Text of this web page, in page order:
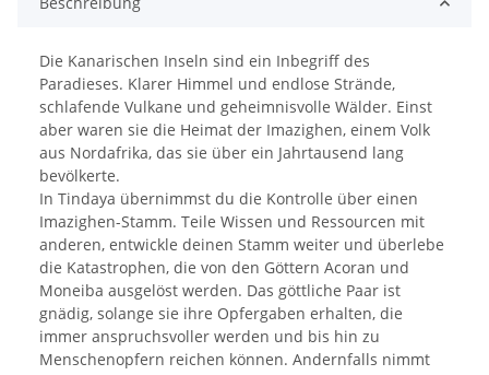
Die Kanarischen Inseln sind ein Inbegriff des
Paradieses. Klarer Himmel und endlose Strände,
schlafende Vulkane und geheimnisvolle Wälder. Einst
aber waren sie die Heimat der Imazighen, einem Volk
aus Nordafrika, das sie über ein Jahrtausend lang
bevölkerte.
In Tindaya übernimmst du die Kontrolle über einen
Imazighen-Stamm. Teile Wissen und Ressourcen mit
anderen, entwickle deinen Stamm weiter und überlebe
die Katastrophen, die von den Göttern Acoran und
Moneiba ausgelöst werden. Das göttliche Paar ist
gnädig, solange sie ihre Opfergaben erhalten, die
immer anspruchsvoller werden und bis hin zu
Menschenopfern reichen können. Andernfalls nimmt